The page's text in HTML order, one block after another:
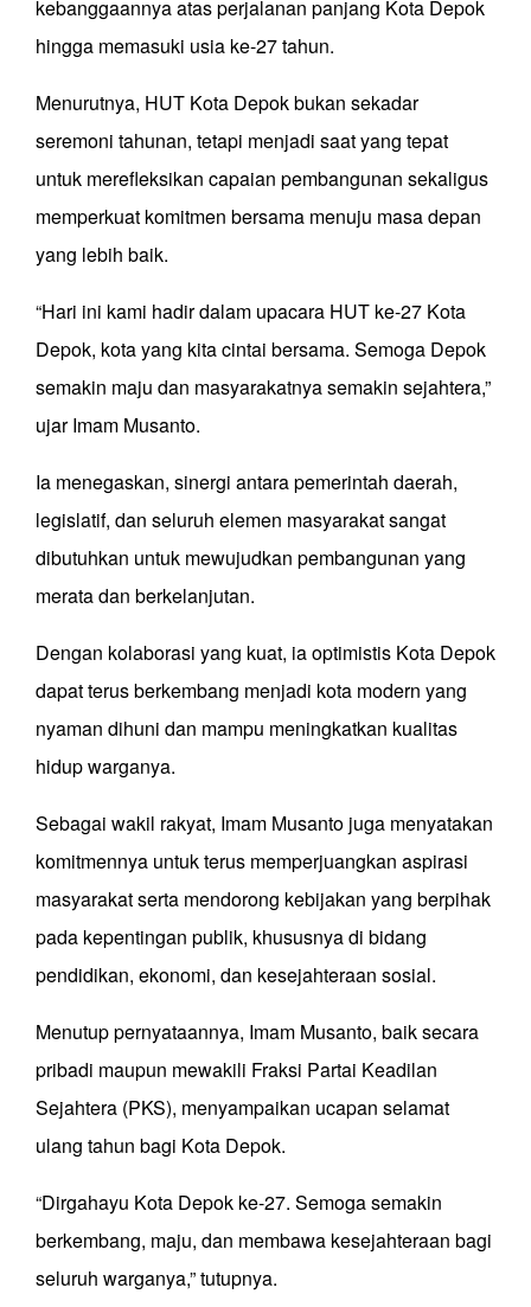
kebanggaannya atas perjalanan panjang Kota Depok
hingga memasuki usia ke-27 tahun.
Menurutnya, HUT Kota Depok bukan sekadar
seremoni tahunan, tetapi menjadi saat yang tepat
untuk merefleksikan capaian pembangunan sekaligus
memperkuat komitmen bersama menuju masa depan
yang lebih baik.
“Hari ini kami hadir dalam upacara HUT ke-27 Kota
Depok, kota yang kita cintai bersama. Semoga Depok
semakin maju dan masyarakatnya semakin sejahtera,”
ujar Imam Musanto.
Ia menegaskan, sinergi antara pemerintah daerah,
legislatif, dan seluruh elemen masyarakat sangat
dibutuhkan untuk mewujudkan pembangunan yang
merata dan berkelanjutan.
Dengan kolaborasi yang kuat, ia optimistis Kota Depok
dapat terus berkembang menjadi kota modern yang
nyaman dihuni dan mampu meningkatkan kualitas
hidup warganya.
Sebagai wakil rakyat, Imam Musanto juga menyatakan
komitmennya untuk terus memperjuangkan aspirasi
masyarakat serta mendorong kebijakan yang berpihak
pada kepentingan publik, khususnya di bidang
pendidikan, ekonomi, dan kesejahteraan sosial.
Menutup pernyataannya, Imam Musanto, baik secara
pribadi maupun mewakili Fraksi Partai Keadilan
Sejahtera (PKS), menyampaikan ucapan selamat
ulang tahun bagi Kota Depok.
“Dirgahayu Kota Depok ke-27. Semoga semakin
berkembang, maju, dan membawa kesejahteraan bagi
seluruh warganya,” tutupnya.